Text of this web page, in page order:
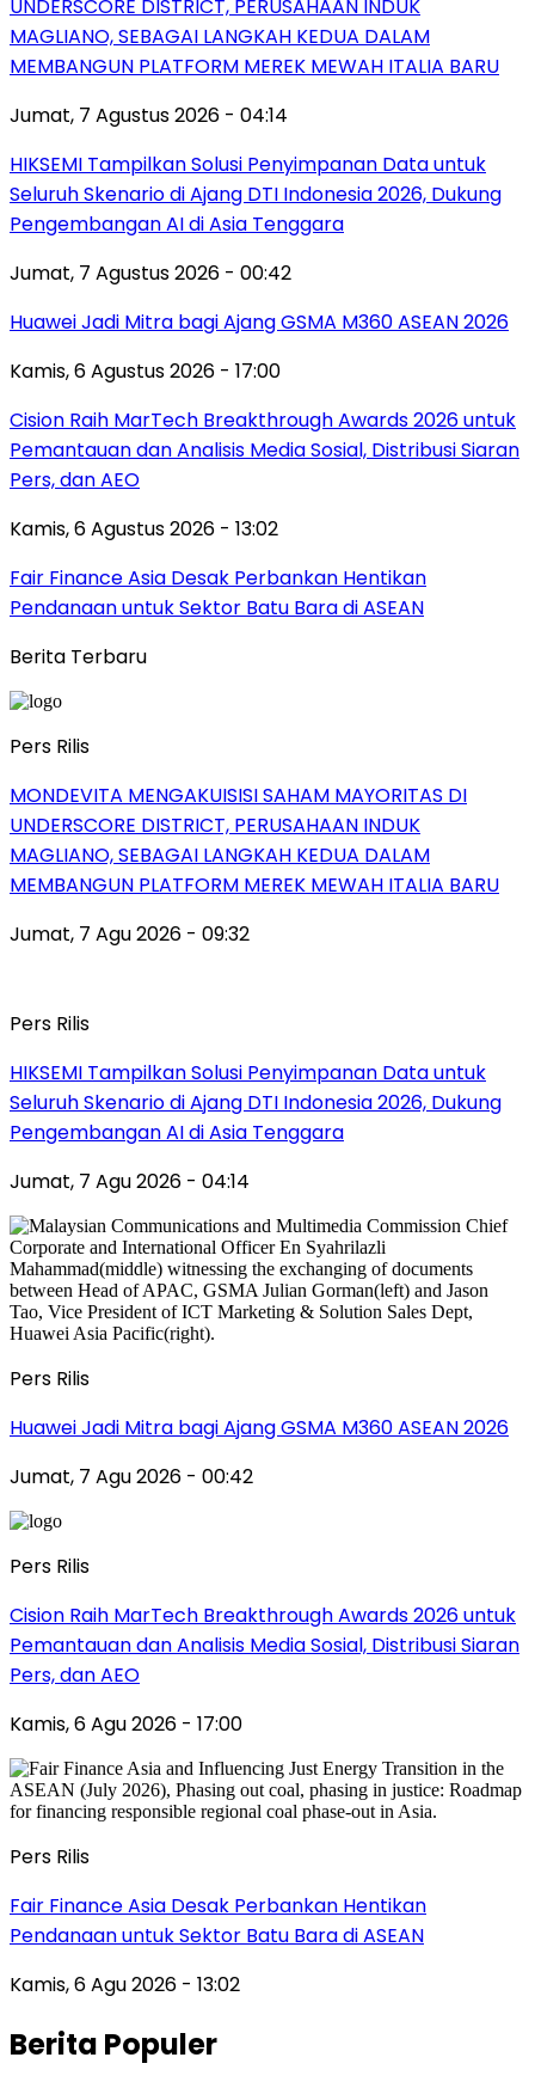
UNDERSCORE DISTRICT, PERUSAHAAN INDUK
MAGLIANO, SEBAGAI LANGKAH KEDUA DALAM
MEMBANGUN PLATFORM MEREK MEWAH ITALIA BARU
Jumat, 7 Agustus 2026 - 04:14
HIKSEMI Tampilkan Solusi Penyimpanan Data untuk
Seluruh Skenario di Ajang DTI Indonesia 2026, Dukung
Pengembangan AI di Asia Tenggara
Jumat, 7 Agustus 2026 - 00:42
Huawei Jadi Mitra bagi Ajang GSMA M360 ASEAN 2026
Kamis, 6 Agustus 2026 - 17:00
Cision Raih MarTech Breakthrough Awards 2026 untuk
Pemantauan dan Analisis Media Sosial, Distribusi Siaran
Pers, dan AEO
Kamis, 6 Agustus 2026 - 13:02
Fair Finance Asia Desak Perbankan Hentikan
Pendanaan untuk Sektor Batu Bara di ASEAN
Berita Terbaru
Pers Rilis
MONDEVITA MENGAKUISISI SAHAM MAYORITAS DI
UNDERSCORE DISTRICT, PERUSAHAAN INDUK
MAGLIANO, SEBAGAI LANGKAH KEDUA DALAM
MEMBANGUN PLATFORM MEREK MEWAH ITALIA BARU
Jumat, 7 Agu 2026 - 09:32
Pers Rilis
HIKSEMI Tampilkan Solusi Penyimpanan Data untuk
Seluruh Skenario di Ajang DTI Indonesia 2026, Dukung
Pengembangan AI di Asia Tenggara
Jumat, 7 Agu 2026 - 04:14
Pers Rilis
Huawei Jadi Mitra bagi Ajang GSMA M360 ASEAN 2026
Jumat, 7 Agu 2026 - 00:42
Pers Rilis
Cision Raih MarTech Breakthrough Awards 2026 untuk
Pemantauan dan Analisis Media Sosial, Distribusi Siaran
Pers, dan AEO
Kamis, 6 Agu 2026 - 17:00
Pers Rilis
Fair Finance Asia Desak Perbankan Hentikan
Pendanaan untuk Sektor Batu Bara di ASEAN
Kamis, 6 Agu 2026 - 13:02
Berita Populer